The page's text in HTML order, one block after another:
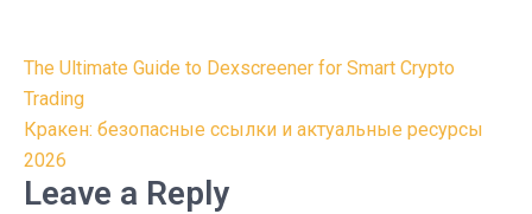
Post
navigation
The Ultimate Guide to Dexscreener for Smart Crypto
Trading
Кракен: безопасные ссылки и актуальные ресурсы
2026
Leave a Reply